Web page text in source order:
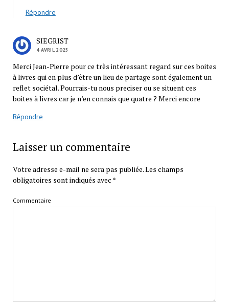
Répondre
SIEGRIST
4 AVRIL 2025
Merci Jean-Pierre pour ce très intéressant regard sur ces boites
à livres qui en plus d’être un lieu de partage sont également un
reflet sociétal. Pourrais-tu nous preciser ou se situent ces
boites à livres car je n’en connais que quatre ? Merci encore
Répondre
Laisser un commentaire
Votre adresse e-mail ne sera pas publiée.Les champs
obligatoires sont indiqués avec *
Commentaire